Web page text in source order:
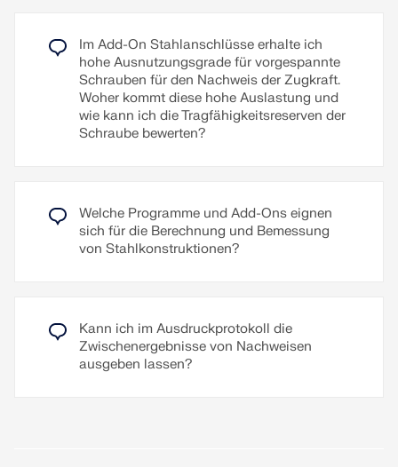
Verformung der Verbindung.
Ermüdungsfestigkeit:Sie sind widerstandsfähig
gegen Ermüdung.
Einfache Montage:Sie sind relativ einfach zu
montieren und demontieren.
Berechnung und Bemessung
Dabei werden Klemmkraft, Reibung zwischen den
Bauteilen, Scherfestigkeit der Schrauben und
Tragfähigkeit der Bauteile berücksichtigt. Die
kann als eigenständiges RFEM-Modell gespeichert
und verwendet werden.
Weiterlesen
Im Add-On Stahlanschlüsse erhalte ich
hohe Ausnutzungsgrade für vorgespannte
Schrauben für den Nachweis der Zugkraft.
Woher kommt diese hohe Auslastung und
wie kann ich die Tragfähigkeitsreserven der
Schraube bewerten?
Welche Programme und Add-Ons eignen
sich für die Berechnung und Bemessung
von Stahlkonstruktionen?
Kann ich im Ausdruckprotokoll die
Zwischenergebnisse von Nachweisen
ausgeben lassen?